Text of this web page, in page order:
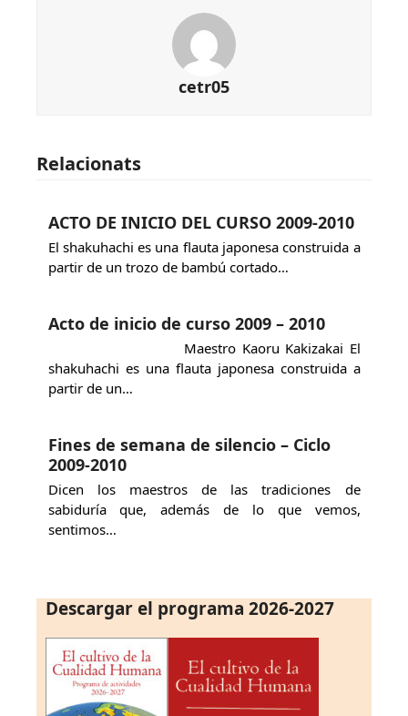
cetr05
Relacionats
ACTO DE INICIO DEL CURSO 2009-2010
El shakuhachi es una flauta japonesa construida a
partir de un trozo de bambú cortado…
Acto de inicio de curso 2009 – 2010
Maestro Kaoru Kakizakai El
shakuhachi es una flauta japonesa construida a
partir de un…
Fines de semana de silencio – Ciclo
2009-2010
Dicen los maestros de las tradiciones de
sabiduría que, además de lo que vemos,
sentimos…
Descargar el programa 2026-2027